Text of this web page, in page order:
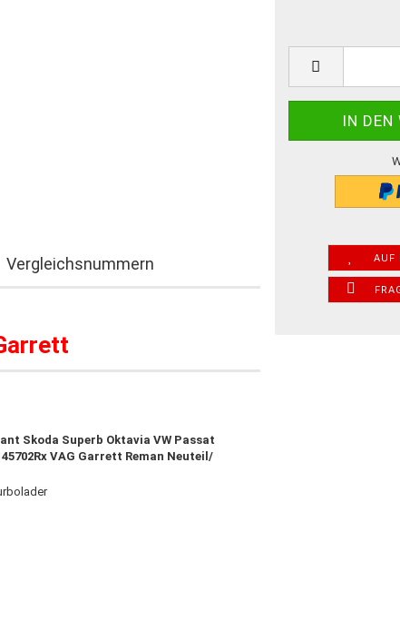
AUF
Vergleichsnummern
Skoda Superb Oktavia VW Passat
VAG Garrett Reman Neuteil/